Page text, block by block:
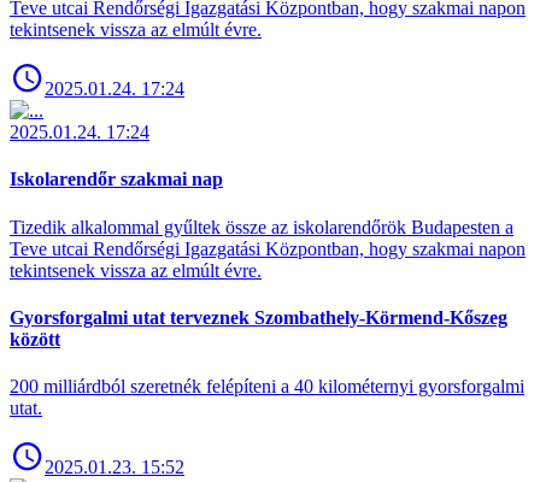
Teve utcai Rendőrségi Igazgatási Központban, hogy szakmai napon
tekintsenek vissza az elmúlt évre.
2025.01.24. 17:24
2025.01.24. 17:24
Iskolarendőr szakmai nap
Tizedik alkalommal gyűltek össze az iskolarendőrök Budapesten a
Teve utcai Rendőrségi Igazgatási Központban, hogy szakmai napon
tekintsenek vissza az elmúlt évre.
Gyorsforgalmi utat terveznek Szombathely-Körmend-Kőszeg
között
200 milliárdból szeretnék felépíteni a 40 kilométernyi gyorsforgalmi
utat.
2025.01.23. 15:52